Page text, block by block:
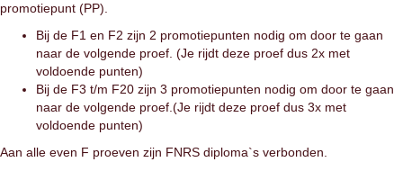
promotiepunt (PP).
Bij de F1 en F2 zijn 2 promotiepunten nodig om door te gaan
naar de volgende proef. (Je rijdt deze proef dus 2x met
voldoende punten)
Bij de F3 t/m F20 zijn 3 promotiepunten nodig om door te gaan
naar de volgende proef.(Je rijdt deze proef dus 3x met
voldoende punten)
Aan alle even F proeven zijn FNRS diploma`s verbonden.